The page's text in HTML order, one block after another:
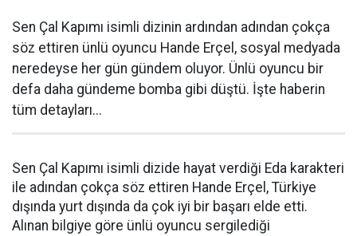
Sen Çal Kapımı isimli dizinin ardından adından çokça
söz ettiren ünlü oyuncu Hande Erçel, sosyal medyada
neredeyse her gün gündem oluyor. Ünlü oyuncu bir
defa daha gündeme bomba gibi düştü. İşte haberin
tüm detayları...
Sen Çal Kapımı isimli dizide hayat verdiği Eda karakteri
ile adından çokça söz ettiren Hande Erçel, Türkiye
dışında yurt dışında da çok iyi bir başarı elde etti.
Alınan bilgiye göre ünlü oyuncu sergilediği